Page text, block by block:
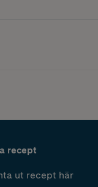
recept
ut recept här